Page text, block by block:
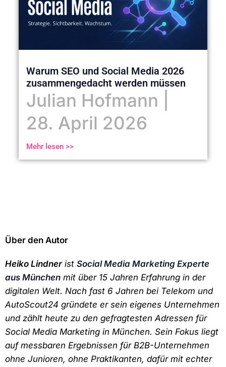
Warum SEO und Social Media 2026
zusammengedacht werden müssen
Julian Hofmann
28. April 2026
Mehr lesen >>
Über den Autor
Heiko Lindner ist Social Media Marketing Experte
aus München mit über 15 Jahren Erfahrung in der
digitalen Welt. Nach fast 6 Jahren bei Telekom und
AutoScout24 gründete er sein eigenes Unternehmen
und zählt heute zu den gefragtesten Adressen für
Social Media Marketing in München. Sein Fokus liegt
auf messbaren Ergebnissen für B2B-Unternehmen
ohne Junioren, ohne Praktikanten, dafür mit echter